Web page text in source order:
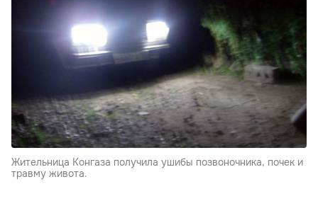
Жительница Конгаза получила ушибы позвоночника, почек и
травму живота.